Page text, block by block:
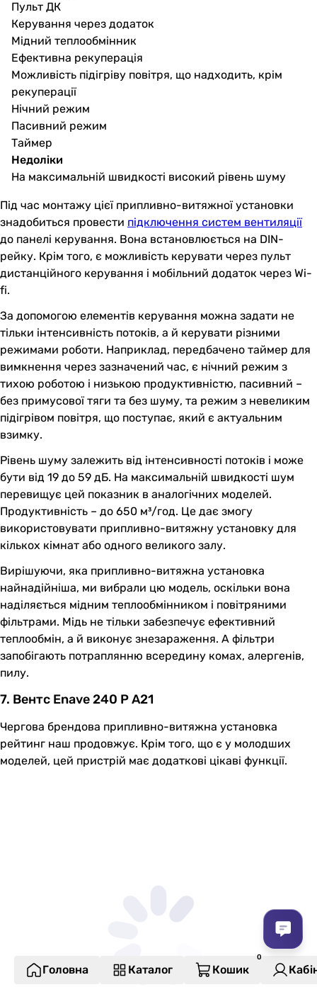
Пульт ДК
Керування через додаток
Мідний теплообмінник
Ефективна рекуперація
Можливість підігріву повітря, що надходить, крім
рекуперації
Нічний режим
Пасивний режим
Таймер
Недоліки
На максимальній швидкості високий рівень шуму
Під час монтажу цієї припливно-витяжної установки
знадобиться провести підключення систем вентиляції
до панелі керування. Вона встановлюється на DIN-
рейку. Крім того, є можливість керувати через пульт
дистанційного керування і мобільний додаток через Wi-
fi.
За допомогою елементів керування можна задати не
тільки інтенсивність потоків, а й керувати різними
режимами роботи. Наприклад, передбачено таймер для
вимкнення через зазначений час, є нічний режим з
тихою роботою і низькою продуктивністю, пасивний –
без примусової тяги та без шуму, та режим з невеликим
підігрівом повітря, що поступає, який є актуальним
взимку.
Рівень шуму залежить від інтенсивності потоків і може
бути від 19 до 59 дБ. На максимальній швидкості шум
перевищує цей показник в аналогічних моделей.
Продуктивність – до 650 м³/год. Це дає змогу
використовувати припливно-витяжну установку для
кількох кімнат або одного великого залу.
Вирішуючи, яка припливно-витяжна установка
найнадійніша, ми вибрали цю модель, оскільки вона
наділяється мідним теплообмінником і повітряними
фільтрами. Мідь не тільки забезпечує ефективний
теплообмін, а й виконує знезараження. А фільтри
запобігають потраплянню всередину комах, алергенів,
пилу.
7. Вентс Enave 240 P A21
Чергова брендова припливно-витяжна установка
рейтинг наш продовжує. Крім того, що є у молодших
моделей, цей пристрій має додаткові цікаві функції.
Головна Каталог Кошик